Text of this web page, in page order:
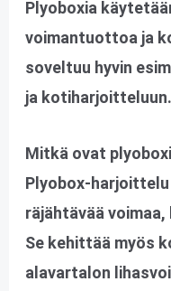
Plyoboxia
voimantuottoa ja
soveltuu hyvin
ja kotiharjoitteluun.
Mitkä ovat
Plyobox-
räjähtävää
Se kehittää myös
alavartalon